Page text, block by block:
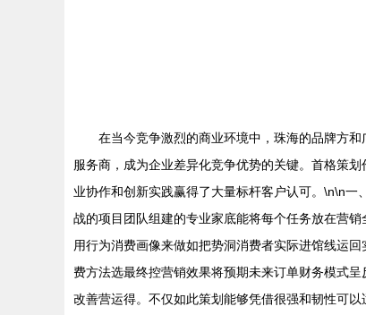
在当今竞争激烈的商业环境中，珠海的品牌方
服务商，成为企业差异化竞争优势的关键。首格策
业协作和创新实践赢得了大量标杆客户认可。\n\n
战的项目团队组建的专业家底能将每个任务放在营
用行为消费画像来做如把势洞消费者实际进馆线运
费方法选最终控营销效果将预期未来订单财务模式
改善营运得。不仅如此策划能够凭借很强和韧性可